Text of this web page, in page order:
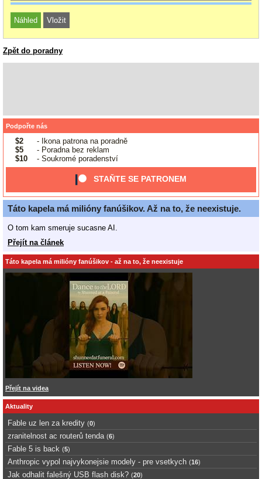
Zpět do poradny
Podpořte nás
$2
- Ikona patrona na poradně
$5
- Poradna bez reklam
$10
- Soukromé poradenství
STAŇTE SE PATRONEM
Táto kapela má milióny fanúšikov. Až na to, že neexistuje.
O tom kam smeruje sucasne AI.
Přejít na článek
Táto kapela má milióny fanúšikov - až na to, že neexistuje
Přejít na videa
Aktuality
Fable uz len za kredity (0)
zranitelnost ac routerů tenda (6)
Fable 5 is back (5)
Anthropic vypol najvykonejsie modely - pre vsetkych (16)
Jak odhalit falešný USB flash disk? (20)